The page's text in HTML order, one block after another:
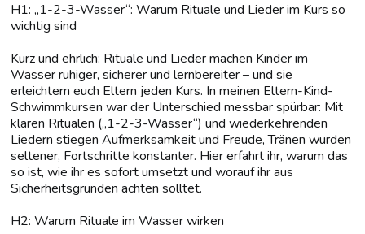
H1: „1-2-3-Wasser“: Warum Rituale und Lieder im Kurs so
wichtig sind
Kurz und ehrlich: Rituale und Lieder machen Kinder im
Wasser ruhiger, sicherer und lernbereiter – und sie
erleichtern euch Eltern jeden Kurs. In meinen Eltern-Kind-
Schwimmkursen war der Unterschied messbar spürbar: Mit
klaren Ritualen („1-2-3-Wasser“) und wiederkehrenden
Liedern stiegen Aufmerksamkeit und Freude, Tränen wurden
seltener, Fortschritte konstanter. Hier erfahrt ihr, warum das
so ist, wie ihr es sofort umsetzt und worauf ihr aus
Sicherheitsgründen achten solltet.
H2: Warum Rituale im Wasser wirken